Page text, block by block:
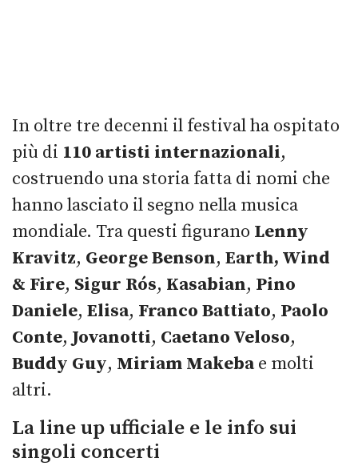
In oltre tre decenni il festival ha ospitato
più di 110 artisti internazionali,
costruendo una storia fatta di nomi che
hanno lasciato il segno nella musica
mondiale. Tra questi figurano Lenny
Kravitz, George Benson, Earth, Wind
& Fire, Sigur Rós, Kasabian, Pino
Daniele, Elisa, Franco Battiato, Paolo
Conte, Jovanotti, Caetano Veloso,
Buddy Guy, Miriam Makebae molti
altri.
La line up ufficiale e le info sui
singoli concerti